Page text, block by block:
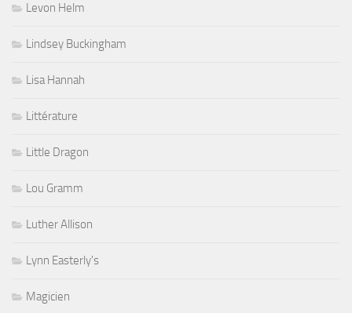
Levon Helm
Lindsey Buckingham
Lisa Hannah
Littérature
Little Dragon
Lou Gramm
Luther Allison
Lynn Easterly's
Magicien